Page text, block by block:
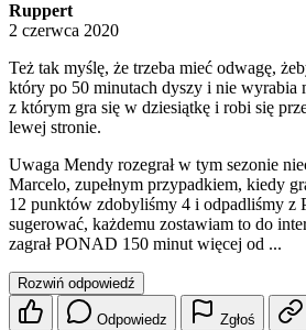
Ruppert
2 czerwca 2020
Też tak myślę, że trzeba mieć odwagę,
który po 50 minutach dyszy i nie wyrabia
z którym gra się w dziesiątkę i robi się
lewej stronie.
Uwaga Mendy rozegrał w tym sezonie
Marcelo, zupełnym przypadkiem, kiedy
12 punktów zdobyliśmy 4 i odpadliśmy z
sugerować, każdemu zostawiam to do
zagrał PONAD 150 minut więcej od ...
Rozwiń odpowiedź
Odpowiedz Zgłoś